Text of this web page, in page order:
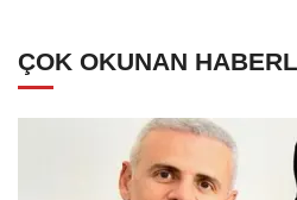
ÇOK OKUNAN